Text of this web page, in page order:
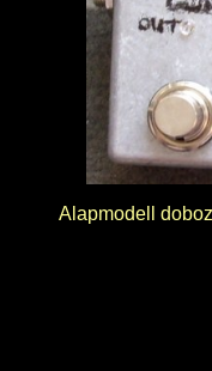
Alapmodell